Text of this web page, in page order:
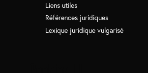
Liens utiles
Références juridiques
Lexique juridique vulgarisé